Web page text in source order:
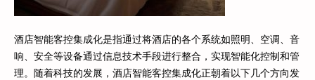
酒店智能客控集成化是指通过将酒店的各个系统如照明、空调、音
响、安全等设备通过信息技术手段进行整合，实现智能化控制和管
理。随着科技的发展，酒店智能客控集成化正朝着以下几个方向发